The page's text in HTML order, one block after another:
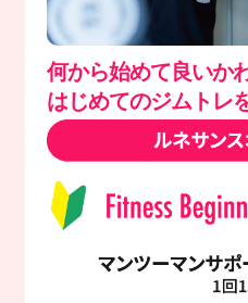
何から始めて良いか
はじめてのジムトレ